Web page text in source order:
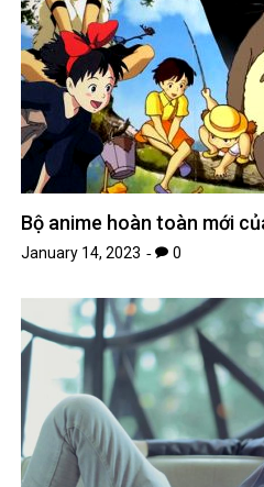
Bộ anime hoàn toàn mới
January 14, 2023 0